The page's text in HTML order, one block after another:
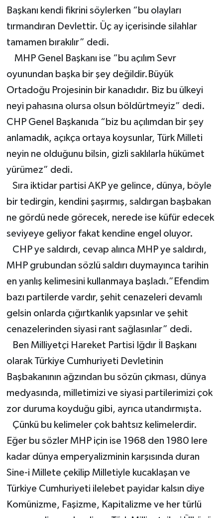
Başkanı kendi fikrini söylerken “bu olayları
tırmandıran Devlettir. Üç ay içerisinde silahlar
tamamen bırakılır” dedi.
MHP Genel Başkanı ise “bu açılım Sevr
oyunundan başka bir şey değildir.Büyük
Ortadoğu Projesinin bir kanadıdır. Biz bu ülkeyi
neyi pahasına olursa olsun böldürtmeyiz” dedi.
CHP Genel Başkanıda “biz bu açılımdan bir şey
anlamadık, açıkça ortaya koysunlar, Türk Milleti
neyin ne olduğunu bilsin, gizli saklılarla hükümet
yürümez” dedi.
Sıra iktidar partisi AKP ye gelince, dünya, böyle
bir tedirgin, kendini şaşırmış, saldırgan başbakan
ne gördü nede görecek, nerede ise küfür edecek
seviyeye geliyor fakat kendine engel oluyor.
CHP ye saldırdı, cevap alınca MHP ye saldırdı,
MHP grubundan sözlü saldırı duymayınca tarihin
en yanlış kelimesini kullanmaya başladı.”Efendim
bazı partilerde vardır, şehit cenazeleri devamlı
gelsin onlarda çığırtkanlık yapsınlar ve şehit
cenazelerinden siyasi rant sağlasınlar” dedi.
Ben Milliyetçi Hareket Partisi Iğdır İl Başkanı
olarak Türkiye Cumhuriyeti Devletinin
Başbakanının ağzından bu sözün çıkması, dünya
medyasında, milletimizi ve siyasi partilerimizi çok
zor duruma koyduğu gibi, ayrıca utandırmışta.
Çünkü bu kelimeler çok bahtsız kelimelerdir.
Eğer bu sözler MHP için ise 1968 den 1980 lere
kadar dünya emperyalizminin karşısında duran
Sine-i Millete çekilip Milletiyle kucaklaşan ve
Türkiye Cumhuriyeti ilelebet payidar kalsın diye
Komünizme, Faşizme, Kapitalizme ve her türlü